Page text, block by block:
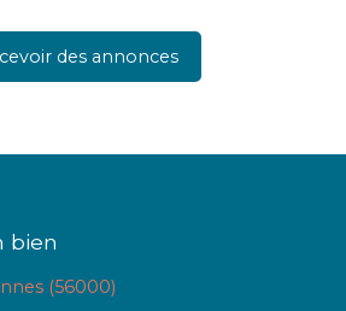
des annonces
bien
(56000)